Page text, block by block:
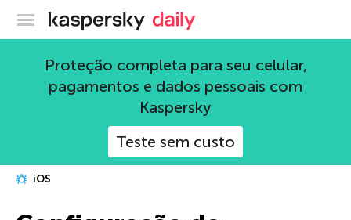
Blog oficial da Kaspersky
Proteção completa para seu celular,
pagamentos e dados pessoais com
Kaspersky
Teste sem custo
iOS